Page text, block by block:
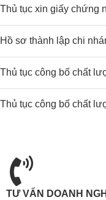
Thủ tục xin giấy chứng
Hồ sơ thành lập chi
Thủ tục công bố chất
Thủ tục công bố chất
TƯ VẤN DOANH